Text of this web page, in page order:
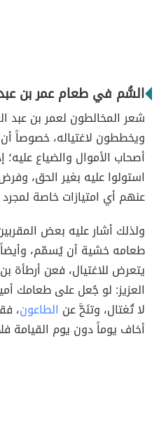
السُّم في طعام عمر بن عبد
شعر المخالطون لعمر بن عبد
ويخططون لاغتياله، خصوصاً
أصحاب الأموال والضياع
استولوا عليه بغير الحق،
عنهم أي امتيازات خاصة لمجرد
ولذلك أشار عليه بعض
طعامه خشية أن يُسمّم،
يتعرض للاغتيال، فعن أرطأة
العزيز: لو جُعل على طعامك
لا تُغتال، وتنَحَّ عن الطاعون،
أخاف يوماً دون يوم القيامة